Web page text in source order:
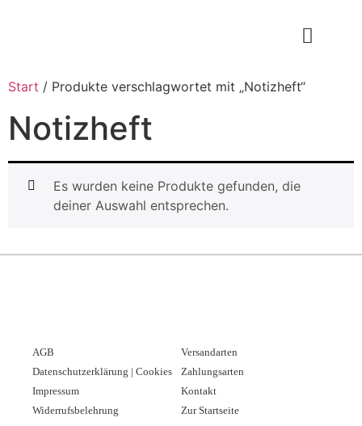
Start / Produkte verschlagwortet mit „Notizheft“
Notizheft
Es wurden keine Produkte gefunden, die
deiner Auswahl entsprechen.
AGB
Datenschutzerklärung | Cookies
Impressum
Widerrufsbelehrung
Versandarten
Zahlungsarten
Kontakt
Zur Startseite